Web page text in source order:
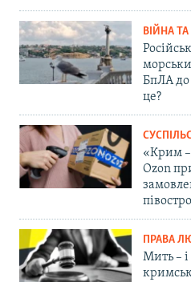
ВІЙНА
БпЛА до
це?
«Крим –
Ozon
ПРАВА
Мить –